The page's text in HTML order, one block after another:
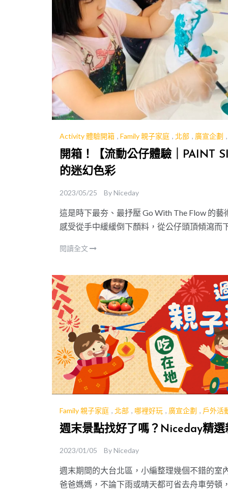
Activity 體驗開箱 , Family 親子家庭 , 北部 , 廣宣企劃
開箱！【流動公仔體驗｜PAINT
的迷幻色彩
2023/05/25 ByNiceday
這是時下最夯、最抒壓 Go With The Flow 的藝
感受從手中緩緩倒下顏料，從公仔頭頂傾瀉
啊!!!! 😝😝😝)
閱讀全文
Family 親子家庭 , 北部 , 哪裡好玩 , 廣宣企劃 , 戶外活
週末景點找好了嗎？Niceday精
2023/01/05 ByNiceday
週末期間的大台北區，小編整理幾個不錯的室
爸爸媽媽，不論下雨或晴天都可省去舟車勞頓